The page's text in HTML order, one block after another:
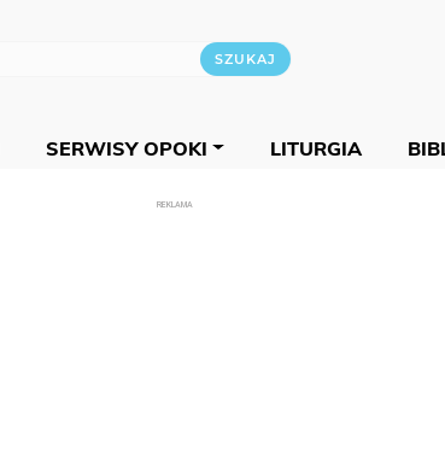
SERWISY OPOKI LITURGIA
REKLAMA